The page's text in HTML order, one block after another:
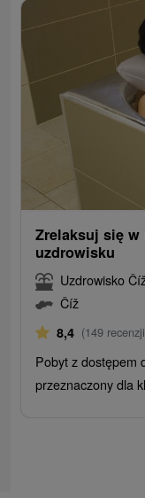
Zrelaksuj się w
uzdrowisku
Uzdrowisko
Číž
8,4 (149
Pobyt z dostępem
przeznaczony dla